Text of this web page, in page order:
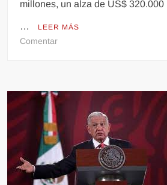
millones, un alza de US$
… LEER MÁS
Comentaren
marca
más
valorada
de
Latinoamérica:
así